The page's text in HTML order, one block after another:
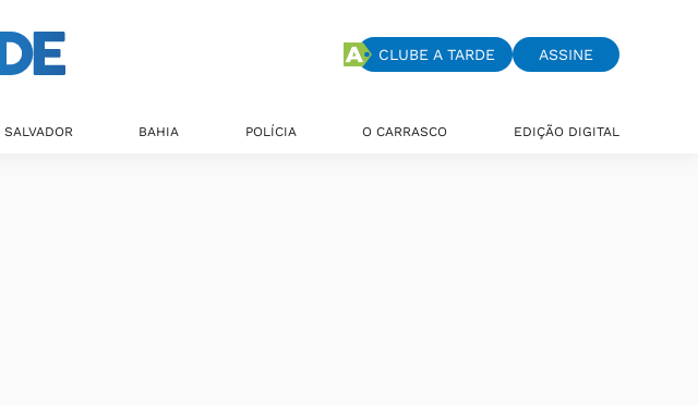
CLUBE A TARDE ASSINE
SALVADOR BAHIA POLÍCIA O CARRASCO EDIÇÃO DIGITAL